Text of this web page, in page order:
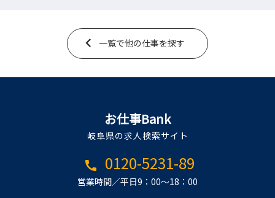
一覧で他の仕事を探す
お仕事Bank
岐阜県の求人検索サイト
call 0120-5231-89
営業時間／平日9：00～18：00